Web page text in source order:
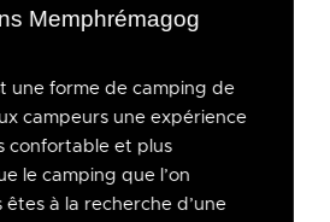
Memphrémagog
une forme de camping de
campeurs une expérience
confortable et plus
le camping que l’on
êtes à la recherche d’une